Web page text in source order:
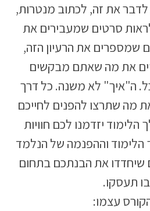
את זה, לכתוב מנטרות,
סרטים שמעבירים את
שמספרים את הרעיון הזה,
את מה שאתם מבקשים
ה"איך" לא משנה. כל דרך
מה שתרצו להפנים לחייכם
יזדמנו לכם חוויות
הלימוד וההפנמה של הנלמד
שיחדדו את הבנתכם בתחום
תעסקו.
עצמו: